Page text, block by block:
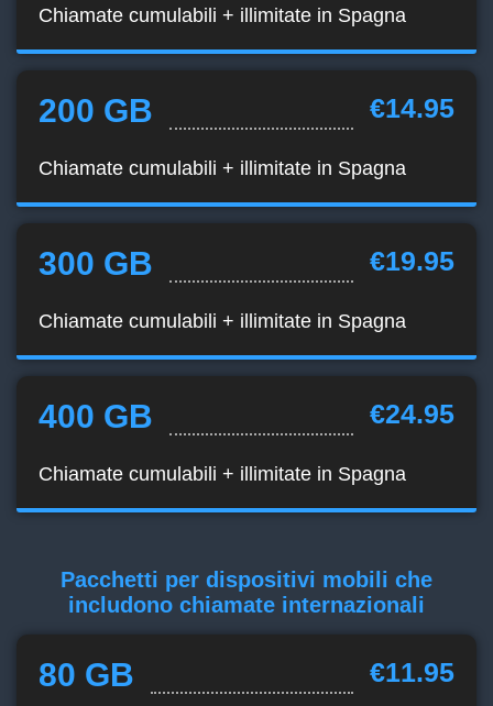
Chiamate cumulabili + illimitate in Spagna
200 GB €14.95
Chiamate cumulabili + illimitate in Spagna
300 GB €19.95
Chiamate cumulabili + illimitate in Spagna
400 GB €24.95
Chiamate cumulabili + illimitate in Spagna
Pacchetti per dispositivi mobili che
includono chiamate internazionali
80 GB €11.95